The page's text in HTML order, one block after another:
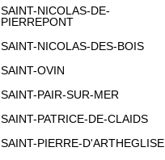
SAINT-NICOLAS-DE-
PIERREPONT
SAINT-NICOLAS-DES-BOIS
SAINT-OVIN
SAINT-PAIR-SUR-MER
SAINT-PATRICE-DE-CLAIDS
SAINT-PIERRE-D'ARTHEGLISE